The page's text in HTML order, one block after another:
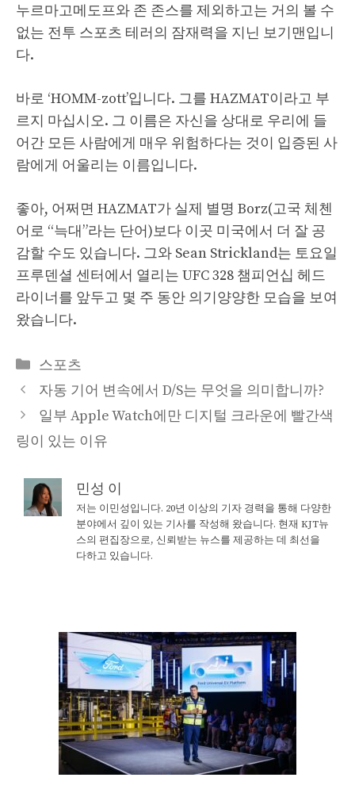
누르마고메도프와 존 존스를 제외하고는 거의 볼 수
없는 전투 스포츠 테러의 잠재력을 지닌 보기맨입니
다.
바로 ‘HOMM-zott’입니다. 그를 HAZMAT이라고 부
르지 마십시오. 그 이름은 자신을 상대로 우리에 들
어간 모든 사람에게 매우 위험하다는 것이 입증된 사
람에게 어울리는 이름입니다.
좋아, 어쩌면 HAZMAT가 실제 별명 Borz(고국 체첸
어로 “늑대”라는 단어)보다 이곳 미국에서 더 잘 공
감할 수도 있습니다. 그와 Sean Strickland는 토요일
프루덴셜 센터에서 열리는 UFC 328 챔피언십 헤드
라이너를 앞두고 몇 주 동안 의기양양한 모습을 보여
왔습니다.
Categories
스포츠
자동 기어 변속에서 D/S는 무엇을 의미합니까?
일부 Apple Watch에만 디지털 크라운에 빨간색
링이 있는 이유
민성 이
저는 이민성입니다. 20년 이상의 기자 경력을 통해 다양한
분야에서 깊이 있는 기사를 작성해 왔습니다. 현재 KJT뉴
스의 편집장으로, 신뢰받는 뉴스를 제공하는 데 최선을
다하고 있습니다.